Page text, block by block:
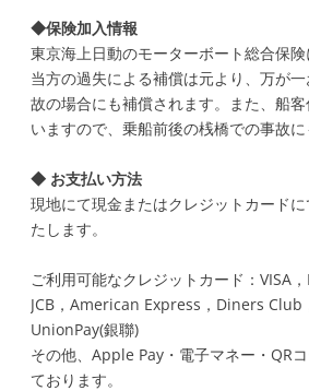
◆保険加入情報
東京海上日動のモーターボート総合保険
当方の過失による補償は元より、万が
故の場合にも補償されます。また、船
いますので、乗船前後の桟橋での事故に
◆ お支払い方法
現地にて現金またはクレジットカード
たします。
ご利用可能なクレジットカード： VISA
JCB，American Express，Diners Club
UnionPay(銀聯)
その他、Apple Pay・電子マネー・QR
ております。